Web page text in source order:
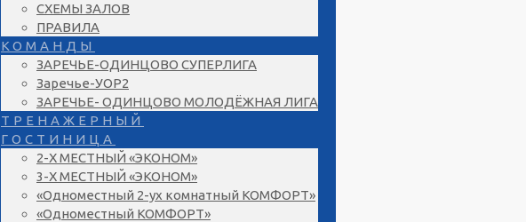
СХЕМЫ ЗАЛОВ
ПРАВИЛА
КОМАНДЫ
ЗАРЕЧЬЕ-ОДИНЦОВО СУПЕРЛИГА
Заречье-УОР2
ЗАРЕЧЬЕ- ОДИНЦОВО МОЛОДЁЖНАЯ ЛИГА
ТРЕНАЖЕРНЫЙ
ГОСТИНИЦА
2-Х МЕСТНЫЙ «ЭКОНОМ»
3-Х МЕСТНЫЙ «ЭКОНОМ»
«Одноместный 2-ух комнатный КОМФОРТ»
«Одноместный КОМФОРТ»